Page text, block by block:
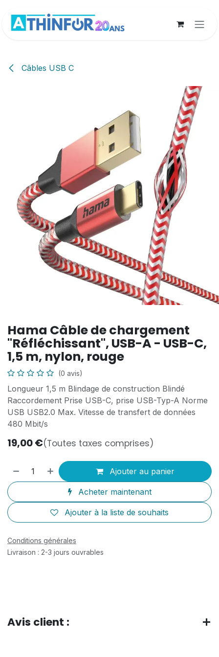
Câbles USB C
Hama Câble de chargement
"Réfléchissant", USB-A - USB-C,
1,5 m, nylon, rouge
(0 avis)
Longueur 1,5 m Blindage de construction Blindé
Raccordement Prise USB-C, prise USB-Typ-A Norme
USB USB2.0 Max. Vitesse de transfert de données
480 Mbit/s
19,00€(Toutes taxes comprises)
Ajouter au panier
Acheter maintenant
Ajouter à la liste de souhaits
Conditions générales
Livraison : 2-3 jours ouvrables
Avis client :